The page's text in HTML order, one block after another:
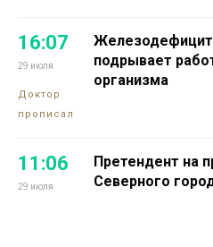
16:07
29 июля
Доктор
прописал
подрывает
организма
11:06
29 июля
Претендент на
Северного